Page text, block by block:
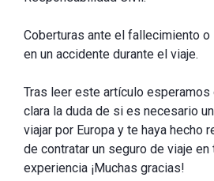
Coberturas ante el fallecimiento
en un accidente durante el viaje.
Tras leer este artículo esperamos
clara la duda de si es necesario
viajar por Europa y te haya hecho
de contratar un seguro de viaje en
experiencia ¡Muchas gracias!